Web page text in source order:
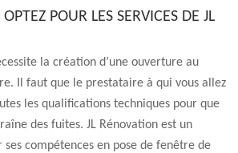
POUR LES SERVICES DE JL
la création d’une ouverture au
Il faut que le prestataire à qui vous allez
les qualifications techniques pour que
des fuites. JL Rénovation est un
compétences en pose de fenêtre de